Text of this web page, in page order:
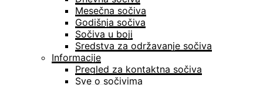
Mesečna sočiva
Godišnja sočiva
Sočiva u boji
Sredstva za održavanje sočiva
Informacije
Pregled za kontaktna sočiva
Sve o sočivima